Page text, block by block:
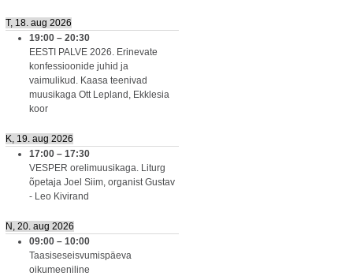
T, 18. aug 2026
19:00 – 20:30
EESTI PALVE 2026. Erinevate
konfessioonide juhid ja
vaimulikud. Kaasa teenivad
muusikaga Ott Lepland, Ekklesia
koor
K, 19. aug 2026
17:00 – 17:30
VESPER orelimuusikaga. Liturg
õpetaja Joel Siim, organist Gustav
- Leo Kivirand
N, 20. aug 2026
09:00 – 10:00
Taasiseseisvumispäeva
oikumeeniline